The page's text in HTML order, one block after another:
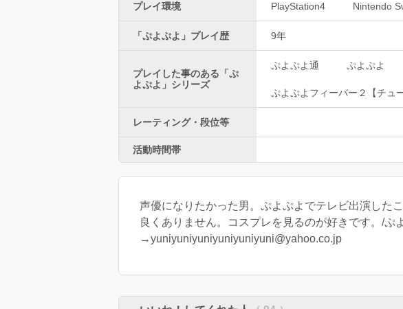
プレイ環境 PlayStation4 Nintendo
「ぷよぷよ」プレイ歴 9年
プレイした事のある「ぷ
よぷよ」シリーズ
ぷよぷよ通 ぷよぷよ
ぷよぷよフィーバー２【チュー
レーティング・段位等
活動時間帯
声優になりたかった男。ぷよぷよでテレビ出演した
良くありません。コスプレを見るのが好きです。/
→yuniyuniyuniyuniyuniyuni@yahoo.co.jp